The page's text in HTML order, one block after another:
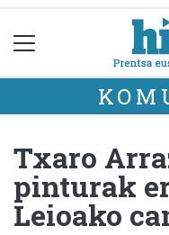
Txaro
pinturak
Leioako